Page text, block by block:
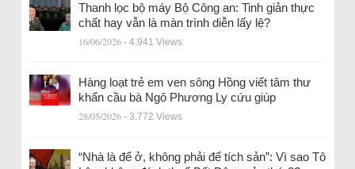
Thanh lọc bộ máy Bộ Công an: Tinh giản thực
chất hay vẫn là màn trình diễn lấy lệ?
16/06/2026 - 4.941 Views
Hàng loạt trẻ em ven sông Hồng viết tâm thư
khẩn cầu bà Ngô Phương Ly cứu giúp
28/05/2026 - 3.772 Views
“Nhà là để ở, không phải để tích sản”: Vì sao Tô